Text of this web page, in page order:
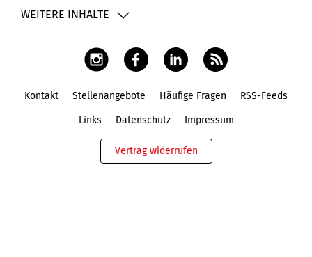
WEITERE INHALTE
Kontakt Stellenangebote Häufige Fragen RSS-Feeds
Links Datenschutz Impressum
Vertrag widerrufen